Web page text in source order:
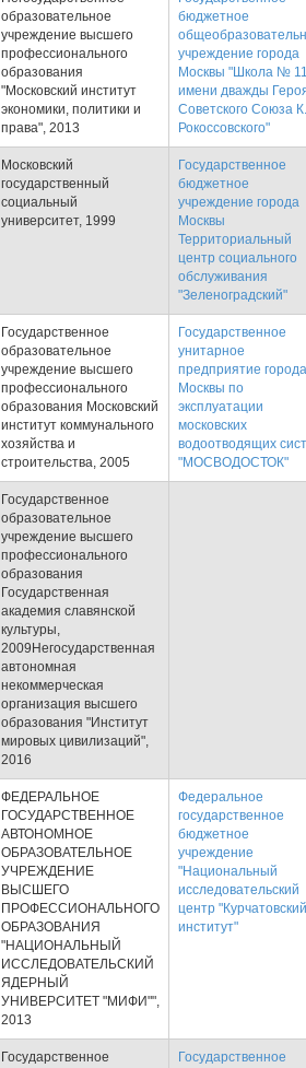
образовательное
учреждение высшего
профессионального
образования
"Московский институт
экономики, политики и
права", 2013
бюджетное
учреждение города
Москвы "Школа №
имени дважды
Советского Союза
Рокоссовского"
Московский
государственный
социальный
университет, 1999
Государственное
бюджетное
учреждение города
Москвы
Территориальный
центр социального
обслуживания
"Зеленоградский"
Государственное
образовательное
учреждение высшего
профессионального
образования Московский
институт коммунального
хозяйства и
строительства, 2005
Государственное
унитарное
предприятие города
Москвы по
эксплуатации
московских
водоотводящих
"МОСВОДОСТОК"
Государственное
образовательное
учреждение высшего
профессионального
образования
Государственная
академия славянской
культуры,
2009Негосударственная
автономная
некоммерческая
организация высшего
образования "Институт
мировых цивилизаций",
2016
ФЕДЕРАЛЬНОЕ
ГОСУДАРСТВЕННОЕ
АВТОНОМНОЕ
ОБРАЗОВАТЕЛЬНОЕ
УЧРЕЖДЕНИЕ
ВЫСШЕГО
ПРОФЕССИОНАЛЬНОГО
ОБРАЗОВАНИЯ
"НАЦИОНАЛЬНЫЙ
ИССЛЕДОВАТЕЛЬСКИЙ
ЯДЕРНЫЙ
УНИВЕРСИТЕТ "МИФИ"",
2013
Федеральное
государственное
бюджетное
учреждение
"Национальный
исследовательский
центр "Курчатовский
институт"
Государственное
Государственное